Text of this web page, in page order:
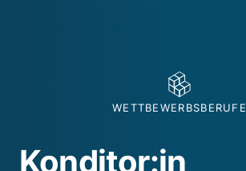
WETTBEWERBSBERUFE
Konditor:in